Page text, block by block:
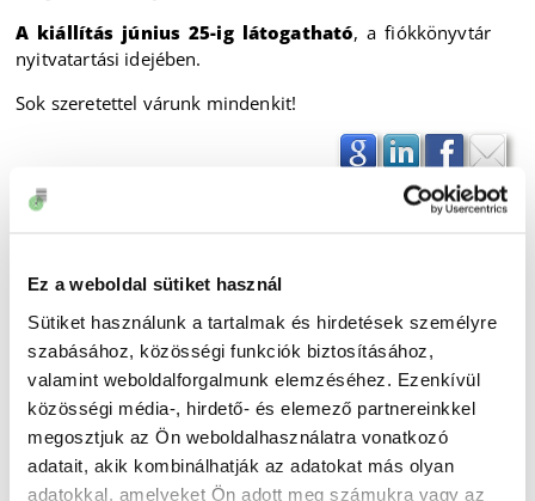
Ez a weboldal sütiket használ
Sütiket használunk a tartalmak és hirdetések személyre
szabásához, közösségi funkciók biztosításához,
valamint weboldalforgalmunk elemzéséhez. Ezenkívül
közösségi média-, hirdető- és elemező partnereinkkel
megosztjuk az Ön weboldalhasználatra vonatkozó
adatait, akik kombinálhatják az adatokat más olyan
adatokkal, amelyeket Ön adott meg számukra vagy az
A kiállítás június 25-ig látogatható, a fiókkönyvtár
nyitvatartási idejében.
Sok szeretettel várunk mindenkit!